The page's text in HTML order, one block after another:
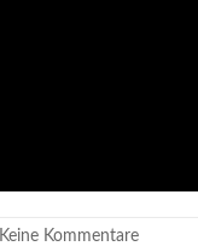
Keine Kommentare